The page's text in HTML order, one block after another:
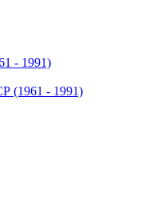
- 1991)
(1961 - 1991)